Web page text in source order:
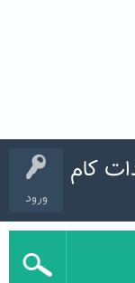
ورود
کام